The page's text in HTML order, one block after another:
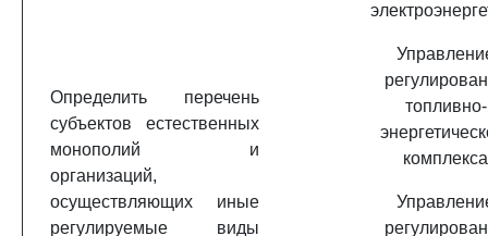
Определить перечень
субъектов естественных
монополий и
организаций,
осуществляющих иные
регулируемые виды
топливно-
комплекса